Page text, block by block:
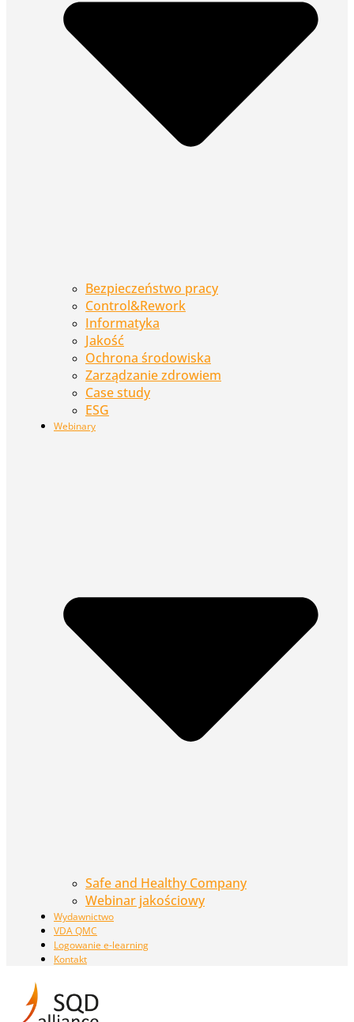
Bezpieczeństwo pracy
Control&Rework
Informatyka
Jakość
Ochrona środowiska
Zarządzanie zdrowiem
Case study
ESG
Webinary
Safe and Healthy Company
Webinar jakościowy
Wydawnictwo
VDA QMC
Logowanie e-learning
Kontakt